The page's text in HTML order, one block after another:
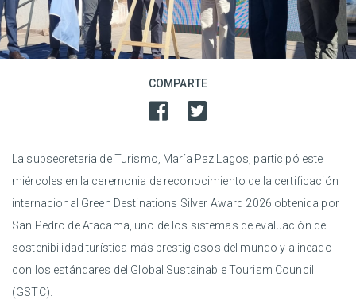
COMPARTE
La subsecretaria de Turismo, María Paz Lagos, participó este
miércoles en la ceremonia de reconocimiento de la certificación
internacional Green Destinations Silver Award 2026 obtenida por
San Pedro de Atacama, uno de los sistemas de evaluación de
sostenibilidad turística más prestigiosos del mundo y alineado
con los estándares del Global Sustainable Tourism Council
(GSTC).